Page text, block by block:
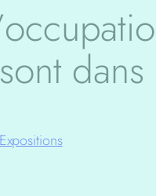
dans